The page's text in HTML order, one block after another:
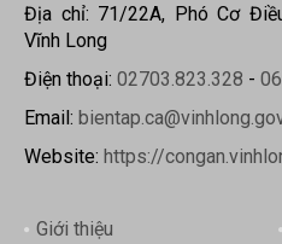
Địa chỉ: 71/22A, Phó Cơ
Vĩnh Long
Điện thoại: 02703.823.328 -
Email:
Website: https://
Giới thiệu